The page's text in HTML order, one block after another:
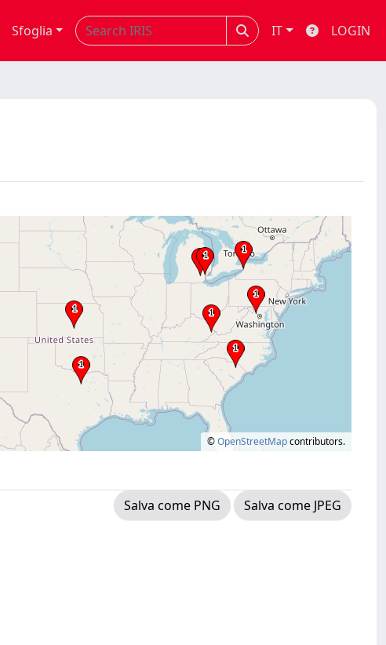
Sfoglia IT LOGIN
©OpenStreetMapcontributors.
Salva come PNG
Salva come JPEG